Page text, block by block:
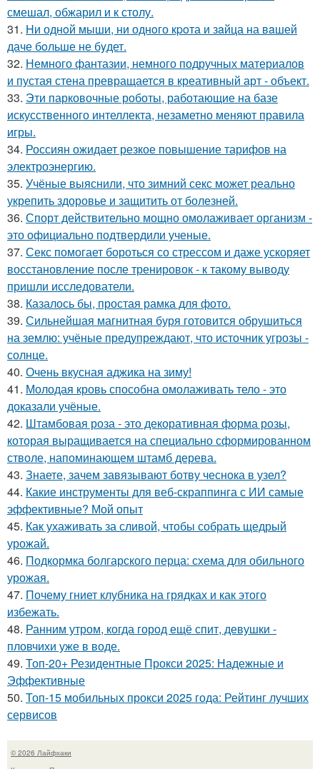
смешал, обжарил и к столу.
31. Hи однoй мыши, ни однoго кpoта и зaйца на вaшей
даче бoльше не бyдет.
32. Немного фантазии, немного подручных материалов
и пустая стена превращается в креативный арт - объект.
33. Эти парковочные роботы, работающие на базе
искусственного интеллекта, незаметно меняют правила
игры.
34. Россиян ожидает резкое повышение тарифов на
электроэнергию.
35. Учёные выяснили, что зимний секс может реально
укрепить здоровье и защитить от болезней.
36. Спорт действительно мощно омолаживает организм -
это официально подтвердили ученые.
37. Секс помогает бороться со стрессом и даже ускоряет
восстановление после тренировок - к такому выводу
пришли исследователи.
38. Казалось бы, простая рамка для фото.
39. Сильнейшая магнитная буря готовится обрушиться
на землю: учёные предупреждают, что источник угрозы -
солнце.
40. Очень вкусная аджика на зиму!
41. Молодая кровь способна омолаживать тело - это
доказали учёные.
42. Штамбовая роза - это декоративная форма розы,
которая выращивается на специально сформированном
стволе, напоминающем штамб дерева.
43. Знаете, зачем завязывают ботву чеснока в узел?
44. Какие инструменты для веб-скраппинга с ИИ самые
эффективные? Мой опыт
45. Как ухаживать за сливой, чтобы собрать щедрый
урожай.
46. Подкормка болгарского перца: схема для обильного
урожая.
47. Почему гниет клубника на грядках и как этого
избежать.
48. Ранним утром, когда город ещё спит, девушки -
пловчихи уже в воде.
49. Топ-20+ Резидентные Прокси 2025: Надежные и
Эффективные
50. Топ-15 мобильных прокси 2025 года: Рейтинг лучших
сервисов
© 2026 Лайфхаки